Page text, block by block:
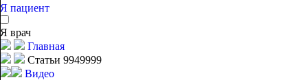
Я пациент
Я врач
Главная
Статьи 9949999
Видео